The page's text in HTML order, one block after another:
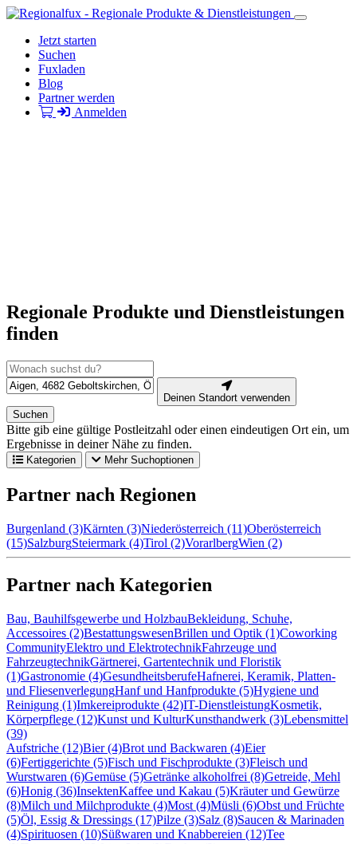
Jetzt starten
Suchen
Fuxladen
Blog
Partner werden
Anmelden
Regionale Produkte und Dienstleistungen
finden
Deinen Standort verwenden
Suchen
Bitte gib eine gültige Postleitzahl oder einen eindeutigen Ort ein, um
Ergebnisse in deiner Nähe zu finden.
Kategorien Mehr Suchoptionen
Partner nach Regionen
Burgenland (3)Kärnten (3)Niederösterreich (11)Oberösterreich
(15)SalzburgSteiermark (4)Tirol (2)VorarlbergWien (2)
Partner nach Kategorien
Bau, Bauhilfsgewerbe und HolzbauBekleidung, Schuhe,
Accessoires (2)BestattungswesenBrillen und Optik (1)Coworking
CommunityElektro und ElektrotechnikFahrzeuge und
FahrzeugtechnikGärtnerei, Gartentechnik und Floristik
(1)Gastronomie (4)GesundheitsberufeHafnerei, Keramik, Platten-
und FliesenverlegungHanf und Hanfprodukte (5)Hygiene und
Reinigung (1)Imkereiprodukte (42)IT-DienstleistungKosmetik,
Körperpflege (12)Kunst und KulturKunsthandwerk (3)Lebensmittel
(39)
Aufstriche (12)Bier (4)Brot und Backwaren (4)Eier
(6)Fertiggerichte (5)Fisch und Fischprodukte (3)Fleisch und
Wurstwaren (6)Gemüse (5)Getränke alkoholfrei (8)Getreide, Mehl
(6)Honig (36)InsektenKaffee und Kakau (5)Kräuter und Gewürze
(8)Milch und Milchprodukte (4)Most (4)Müsli (6)Obst und Früchte
(5)Öl, Essig & Dressings (17)Pilze (3)Salz (8)Saucen & Marinaden
(4)Spirituosen (10)Süßwaren und Knabbereien (12)Tee